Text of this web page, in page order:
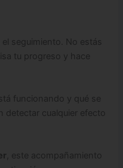
seguimiento. No estás
tu progreso y hace
funcionando y qué se
detectar cualquier efecto
, este acompañamiento